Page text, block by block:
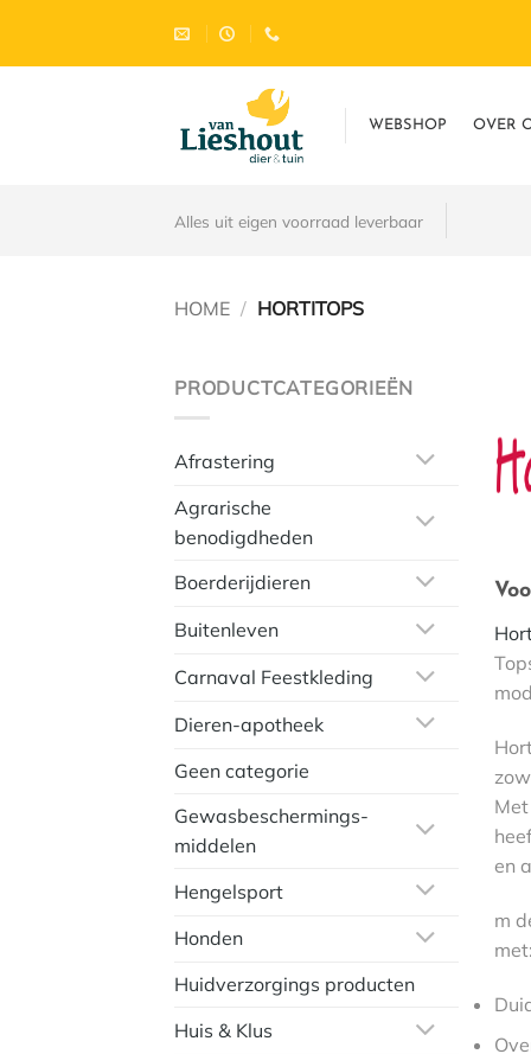
inhoud
WEBSHOP OVER
Alles uit eigen voorraad leverbaar
HOME / HORTITOPS
PRODUCTCATEGORIEËN
Afrastering
Agrarische
benodigdheden
Boerderijdieren
Buitenleven
Carnaval Feestkleding
Dieren-apotheek
Geen categorie
Gewasbeschermings-
middelen
Hengelsport
Honden
Huidverzorgings producten
Huis & Klus
en
m
met: